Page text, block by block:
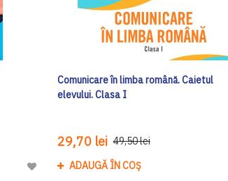
Adaugă
Comunicare în limba română. Caietul
elevului. Clasa I
29,70 lei 49,50 lei
ADAUGĂ ÎN COȘ